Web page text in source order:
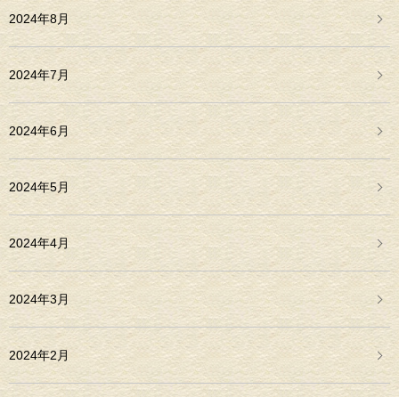
2024年8月
2024年7月
2024年6月
2024年5月
2024年4月
2024年3月
2024年2月